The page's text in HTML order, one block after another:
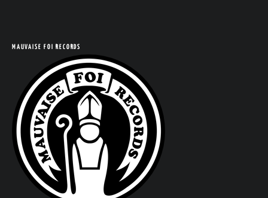
MAUVAISE FOI RECORDS